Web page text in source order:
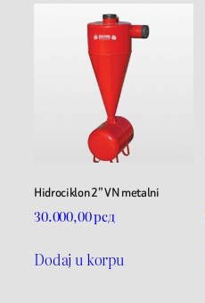
Hidrociklon 2” VN metalni
30.000,00рсд
Dodaj u korpu